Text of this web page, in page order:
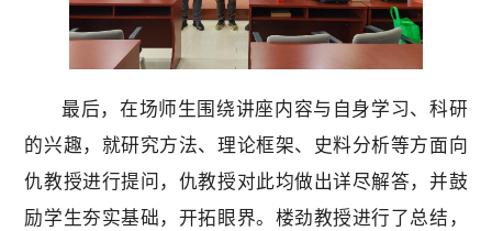
最后，在场师生围绕讲座内容与自身学习、科研
的兴趣，就研究方法、理论框架、史料分析等方面向
仇教授进行提问，仇教授对此均做出详尽解答，并鼓
励学生夯实基础，开拓眼界。楼劲教授进行了总结，